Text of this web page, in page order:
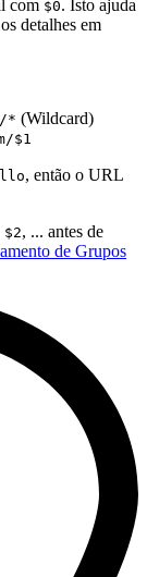
com $0. Isto ajuda
detalhes em
* (Wildcard)
$1
, então o URL
$2, ... antes de
de Grupos